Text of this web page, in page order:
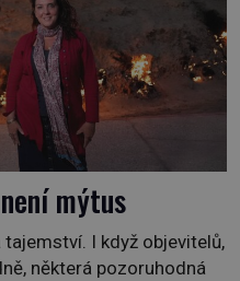
mýtus
I když objevitelů,
některá pozoruhodná